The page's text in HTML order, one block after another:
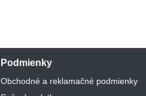
Podmienky
Obchodné a reklamačné podmienky